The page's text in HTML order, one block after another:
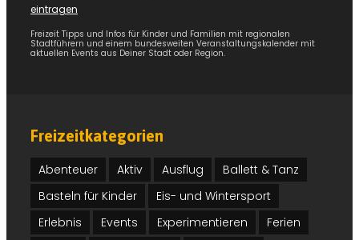
eintragen
Freizeit Tipps und Infos für Kinder und Familien mit regionalen
Stadtführern und einem bundesweiten Veranstaltungskalender mit
aktuellen Events aus Deiner Stadt oder Region.
Freizeitkategorien
Abenteuer Aktiv Ausflug
Ballett & Tanz
Basteln für Kinder
Eis- und Wintersport
Erlebnis
Events Experimentieren
Ferien